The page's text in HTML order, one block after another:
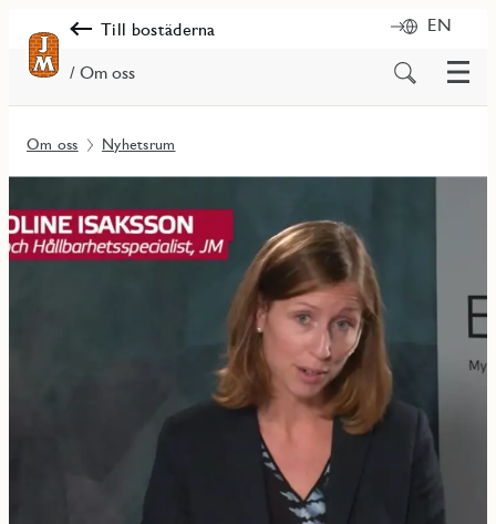
Till bostäderna EN
/ Om oss
Sök
innehåll
Meny
Om oss Nyhetsrum